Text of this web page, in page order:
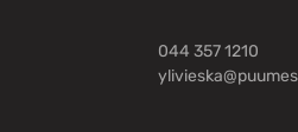
044 357 1210